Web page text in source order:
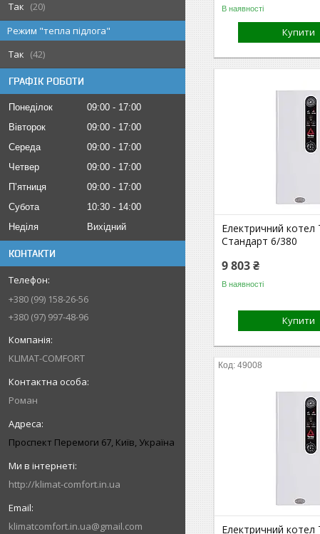
Так
20
Режим "тепла підлога"
Так
42
ГРАФІК РОБОТИ
Понеділок 09:00
17:00
Вівторок
09:00
17:00
Середа
09:00
17:00
Четвер
09:00
17:00
Пʼятниця
09:00
17:00
Субота
10:30
14:00
Неділя
Вихідний
КОНТАКТИ
+380 (99) 158-26-56
+380 (97) 997-48-96
KLIMAT-COMFORT
Роман
Проспект Перемоги 67, Київ, Україна
http://klimat-comfort.in.ua
klimatcomfort.in.ua@gmail.com
В наявності
Купити
Електричний котел
Стандарт 6/380
9 803 ₴
В наявності
Купити
49008
Електричний котел